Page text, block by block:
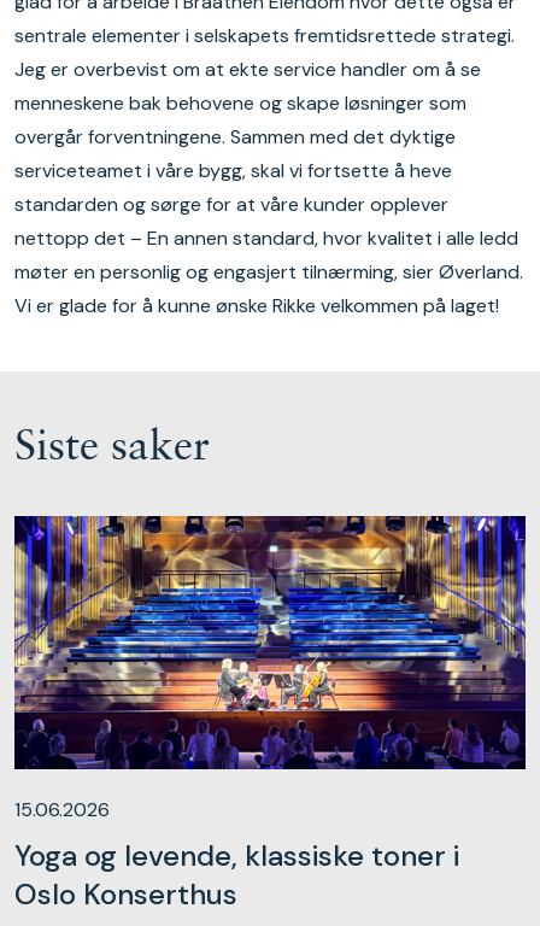
sentrale elementer i selskapets fremtidsrettede strategi.
Jeg er overbevist om at ekte service handler om å se
menneskene bak behovene og skape løsninger som
overgår forventningene. Sammen med det dyktige
serviceteamet i våre bygg, skal vi fortsette å heve
standarden og sørge for at våre kunder opplever
nettopp det – En annen standard, hvor kvalitet i alle ledd
møter en personlig og engasjert tilnærming, sier Øverland.
Vi er glade for å kunne ønske Rikke velkommen på laget!
Siste saker
15.06.2026
Yoga og levende, klassiske toner i
Oslo Konserthus